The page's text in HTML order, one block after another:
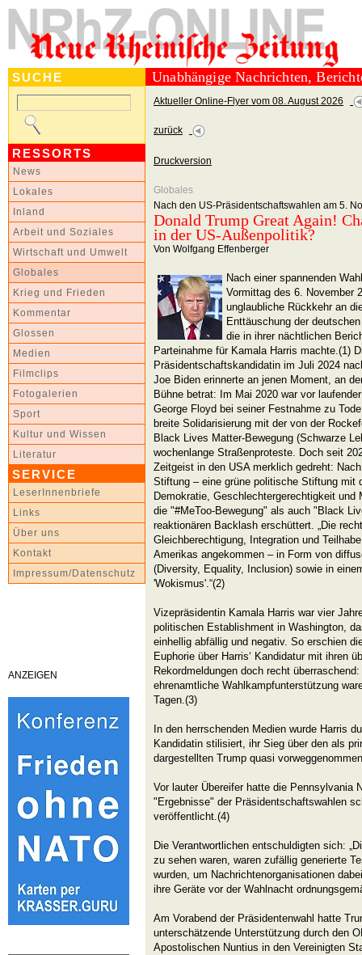
SUCHE
RESSORTS
News
Lokales
Inland
Arbeit und Soziales
Wirtschaft und Umwelt
Globales
Krieg und Frieden
Kommentar
Glossen
Medien
Filmclips
Fotogalerien
Sport
Kultur und Wissen
Literatur
SERVICE
LeserInnenbriefe
Links
Über uns
Kontakt
Impressum/Datenschutz
ANZEIGEN
Unabhängige Nachrichten,
Aktueller Online-Flyer vom 08. August 2026
zurück
Druckversion
Globales
Nach den US-Präsidentschaftswahlen am 5.
Donald Trump Great Again!
in der US-Außenpolitik?
Von Wolfgang Effenberger
Nach einer spannenden
Vormittag des 6. November
unglaubliche Rückkehr an
Enttäuschung der
die in ihrer nächtlichen
Parteinahme für Kamala Harris machte.(1)
Präsidentschaftskandidatin im Juli 2024
Joe Biden erinnerte an jenen Moment, an
Bühne betrat: Im Mai 2020 war vor
George Floyd bei seiner Festnahme zu
breite Solidarisierung mit der von der
Black Lives Matter-Bewegung (Schwarze
wochenlange Straßenproteste. Doch seit
Zeitgeist in den USA merklich gedreht:
Stiftung – eine grüne politische Stiftung mit
Demokratie, Geschlechtergerechtigkeit
die "#MeToo-Bewegung" als auch "Black
reaktionären Backlash erschüttert. „Die
Gleichberechtigung, Integration und
Amerikas angekommen – in Form von
(Diversity, Equality, Inclusion) sowie in
'Wokismus'.“(2)
Vizepräsidentin Kamala Harris war vier
politischen Establishment in Washington,
einhellig abfällig und negativ. So erschien
Euphorie über Harris‘ Kandidatur mit ihren
Rekordmeldungen doch recht
ehrenamtliche Wahlkampfunterstützung
Tagen.(3)
In den herrschenden Medien wurde Harris
Kandidatin stilisiert, ihr Sieg über den als
dargestellten Trump quasi
Vor lauter Übereifer hatte die Pennsylvania
"Ergebnisse" der Präsidentschaftswahlen
veröffentlicht.(4)
Die Verantwortlichen entschuldigten sich:
zu sehen waren, waren zufällig generierte
wurden, um Nachrichtenorganisationen
ihre Geräte vor der Wahlnacht
Am Vorabend der Präsidentenwahl hatte
unterschätzende Unterstützung durch den
Apostolischen Nuntius in den Vereinigten